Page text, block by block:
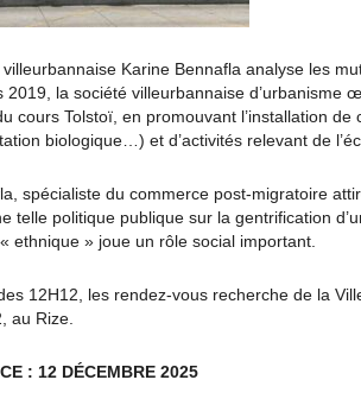
Karine Bennafla analyse les
2019, la société villeurbannaise d’urbanisme
cours Tolstoï, en promouvant l’installation
biologique…) et d’activités relevant de
spécialiste du commerce post-migratoire
telle politique publique sur la gentrification
ethnique » joue un rôle social important.
12H12, les rendez-vous recherche de la
au Rize.
: 12 DÉCEMBRE 2025